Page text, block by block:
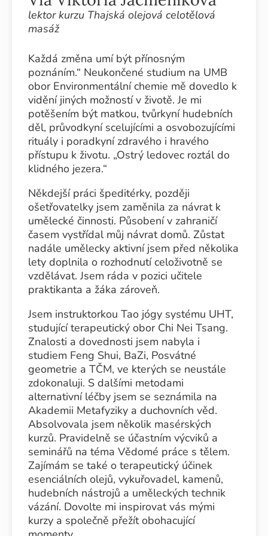
lektor kurzu Thajská olejová celotělová
masáž
Každá změna umí být přínosným
poznáním.“ Neukončené studium na UMB
obor Environmentální chemie mě dovedlo k
vidění jiných možností v životě. Je mi
potěšením být matkou, tvůrkyní hudebních
děl, průvodkyní scelujícími a osvobozujícími
rituály i poradkyní zdravého i hravého
přístupu k životu. „Ostrý ledovec roztál do
klidného jezera.“
Někdejší práci špeditérky, později
ošetřovatelky jsem zaměnila za návrat k
umělecké činnosti. Působení v zahraničí
časem vystřídal můj návrat domů. Zůstat
nadále umělecky aktivní jsem před několika
lety doplnila o rozhodnutí celoživotně se
vzdělávat. Jsem ráda v pozici učitele
praktikanta a žáka zároveň.
Jsem instruktorkou Tao jógy systému UHT,
studující terapeutický obor Chi Nei Tsang.
Znalosti a dovednosti jsem nabyla i
studiem Feng Shui, BaZi, Posvátné
geometrie a TČM, ve kterých se neustále
zdokonaluji. S dalšími metodami
alternativní léčby jsem se seznámila na
Akademii Metafyziky a duchovních věd.
Absolvovala jsem několik masérských
kurzů. Pravidelně se účastním výcviků a
seminářů na téma Vědomé práce s tělem.
Zajímám se také o terapeutický účinek
esenciálních olejů, vykuřovadel, kamenů,
hudebních nástrojů a uměleckých technik
vázání. Dovolte mi inspirovat vás mými
kurzy a společně přežít obohacující